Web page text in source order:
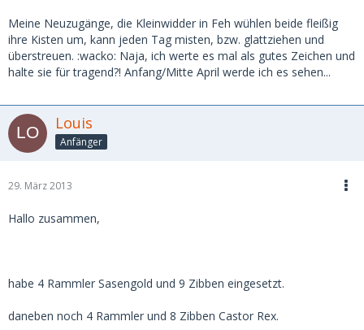
Meine Neuzugänge, die Kleinwidder in Feh wühlen beide fleißig
ihre Kisten um, kann jeden Tag misten, bzw. glattziehen und
überstreuen. :wacko: Naja, ich werte es mal als gutes Zeichen und
halte sie für tragend?! Anfang/Mitte April werde ich es sehen...
Louis
Anfänger
29. März 2013
Hallo zusammen,
habe 4 Rammler Sasengold und 9 Zibben eingesetzt.
daneben noch 4 Rammler und 8 Zibben Castor Rex.